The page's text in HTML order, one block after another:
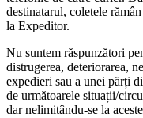
destinatarul, coletele
la Expeditor.
Nu suntem răspunzători
distrugerea, deteriorarea,
expedieri sau a unei părți
de următoarele situații/
dar nelimitându-se la